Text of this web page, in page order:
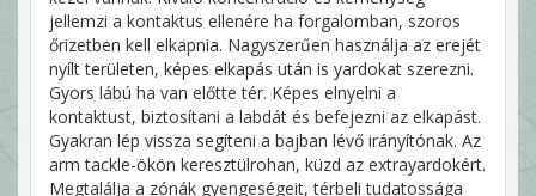
jellemzi a kontaktus ellenére ha forgalomban, szoros
őrizetben kell elkapnia. Nagyszerűen használja az erejét
nyílt területen, képes elkapás után is yardokat szerezni.
Gyors lábú ha van előtte tér. Képes elnyelni a
kontaktust, biztosítani a labdát és befejezni az elkapást.
Gyakran lép vissza segíteni a bajban lévő irányítónak. Az
arm tackle-ökön keresztülrohan, küzd az extrayardokért.
Megtalálja a zónák gyengeségeit, térbeli tudatossága